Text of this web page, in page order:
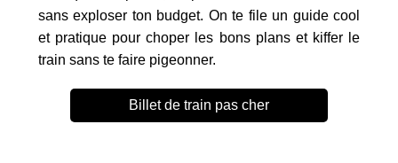
sans exploser ton budget. On te file un guide cool
et pratique pour choper les bons plans et kiffer le
train sans te faire pigeonner.
Billet de train pas cher